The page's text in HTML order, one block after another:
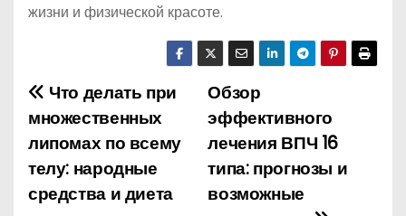
жизни и физической красоте.
Н
а
в
Обзор
эффективного
лечения ВПЧ 16
типа: прогнозы и
возможные
Что делать при
множественных
липомах по всему
телу: народные
средства и диета